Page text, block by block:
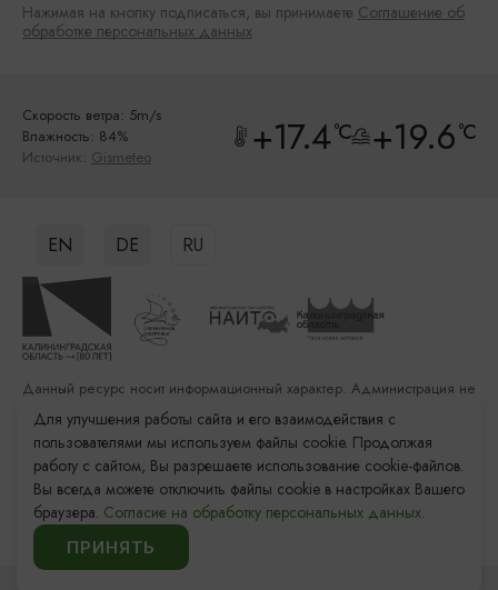
Нажимая на кнопку подписаться, вы принимаете Соглашение об
обработке персональных данных
Скорость ветра: 5m/s
Влажность: 84%
Источник: Gismeteo +17.4°C +19.6°C
EN DE RU
© 2011–2026 «Туристский информационный центр
Калининградской области»
Данный ресурс носит информационный характер. Администрация не
несет ответственности за качество услуг, предоставленных
сторонними организациями
Разработка сайта: «Решение»
Продвижение сайта: Remarka Agency
Для улучшения работы сайта и его взаимодействия с
пользователями мы используем файлы cookie. Продолжая
работу с сайтом, Вы разрешаете использование cookie-файлов.
Вы всегда можете отключить файлы cookie в настройках Вашего
браузера. Согласие на обработку персональных данных.
ПРИНЯТЬ